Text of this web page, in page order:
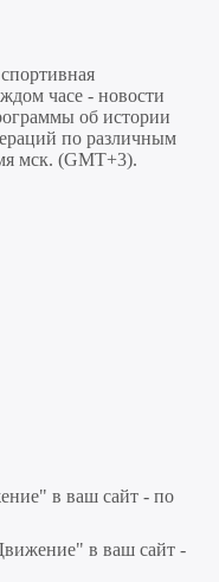
часе - новости
об истории
по различным
мск. (GMT+3).
в ваш сайт - по
в ваш сайт -